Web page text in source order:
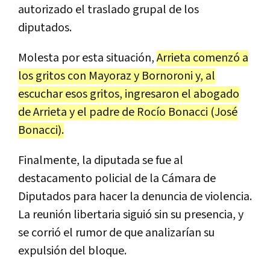
autorizado el traslado grupal de los
diputados.
Molesta por esta situación,Arrieta comenzó a
los gritos con Mayoraz y Bornoroni y, al
escuchar esos gritos, ingresaron el abogado
de Arrieta y el padre de Rocío Bonacci (José
Bonacci).
Finalmente, la diputada se fue al
destacamento policial de la Cámara de
Diputados para hacer la denuncia de violencia.
La reunión libertaria siguió sin su presencia, y
se corrió el rumor de que analizarían su
expulsión del bloque.